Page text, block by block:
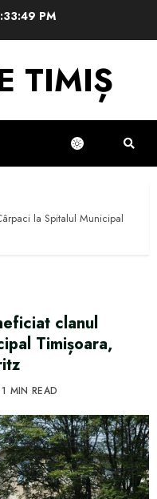
PM
TIMIȘ
la Spitalul Municipal
clanul
Timișoara,
1 MIN READ